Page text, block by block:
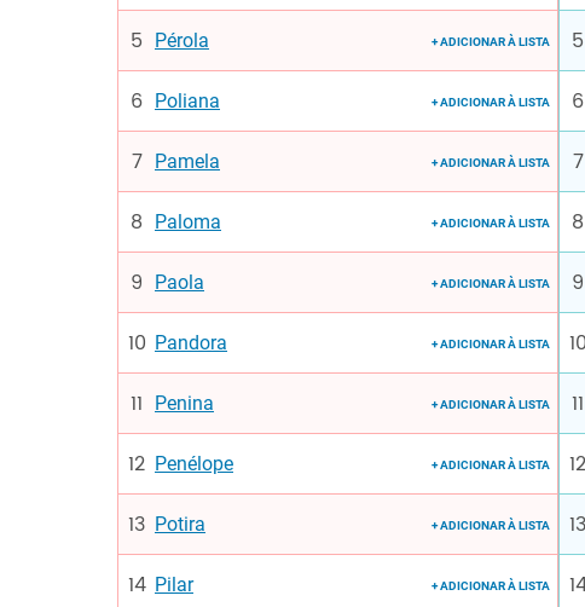
Pérola + ADICIONAR À LISTA
Poliana + ADICIONAR À LISTA
Pamela + ADICIONAR À LISTA
Paloma + ADICIONAR À LISTA
Paola + ADICIONAR À LISTA
Pandora + ADICIONAR À LISTA
Penina + ADICIONAR À LISTA
Penélope + ADICIONAR À LISTA
Potira + ADICIONAR À LISTA
Pilar + ADICIONAR À LISTA